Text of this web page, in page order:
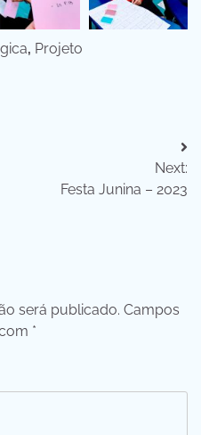
, Projeto
Next:
Festa Junina – 2023
será publicado. Campos
*